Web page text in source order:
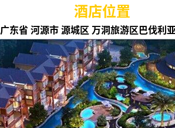
酒店位置
广东省 河源市 源城区 万洞旅游区巴伐利